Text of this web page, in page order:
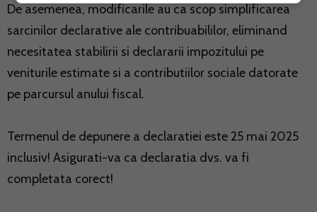
De asemenea, modificarile au ca scop simplificarea
sarcinilor declarative ale contribuabililor, eliminand
necesitatea stabilirii si declararii impozitului pe
veniturile estimate si a contributiilor sociale datorate
pe parcursul anului fiscal.
Termenul de depunere a declaratiei este 25 mai 2025
inclusiv! Asigurati-va ca declaratia dvs. va fi
completata corect!